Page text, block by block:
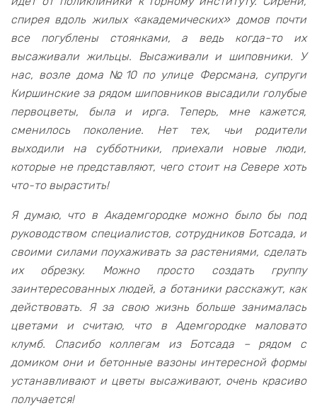
спирея вдоль жилых «академических» домов почти
все погублены стоянками, а ведь когда-то их
высаживали жильцы. Высаживали и шиповники. У
нас, возле дома №10 по улице Ферсмана, супруги
Киршинские за рядом шиповников высадили голубые
первоцветы, была и ирга. Теперь, мне кажется,
сменилось поколение. Нет тех, чьи родители
выходили на субботники, приехали новые люди,
которые не представляют, чего стоит на Севере хоть
что-то вырастить!
Я думаю, что в Академгородке можно было бы под
руководством специалистов, сотрудников Ботсада, и
своими силами поухаживать за растениями, сделать
их обрезку. Можно просто создать группу
заинтересованных людей, а ботаники расскажут, как
действовать. Я за свою жизнь больше занималась
цветами и считаю, что в Адемгородке маловато
клумб. Спасибо коллегам из Ботсада – рядом с
домиком они и бетонные вазоны интересной формы
устанавливают и цветы высаживают, очень красиво
получается!